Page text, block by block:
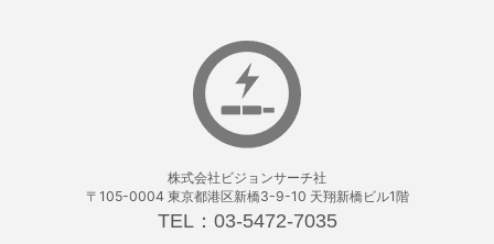
株式会社ビジョンサーチ社
〒105-0004 東京都港区新橋3-9-10 天翔新橋ビル1階
TEL：03-5472-7035